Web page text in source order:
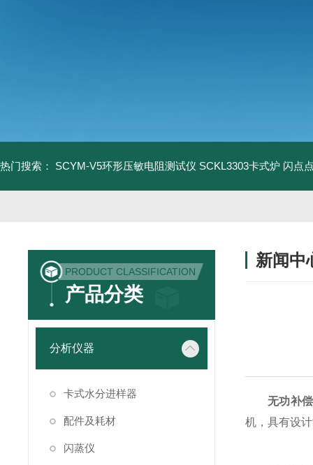
热门搜索： SCYM-V5环形压敏电阻测试仪 SCKL3303卡式炉 闪点
PRODUCT CLASSIFICATION
产品分类
分析仪器
卡式水分进样器
配件及耗材
闪蒸仪
新闻中
无功补
机，具有设